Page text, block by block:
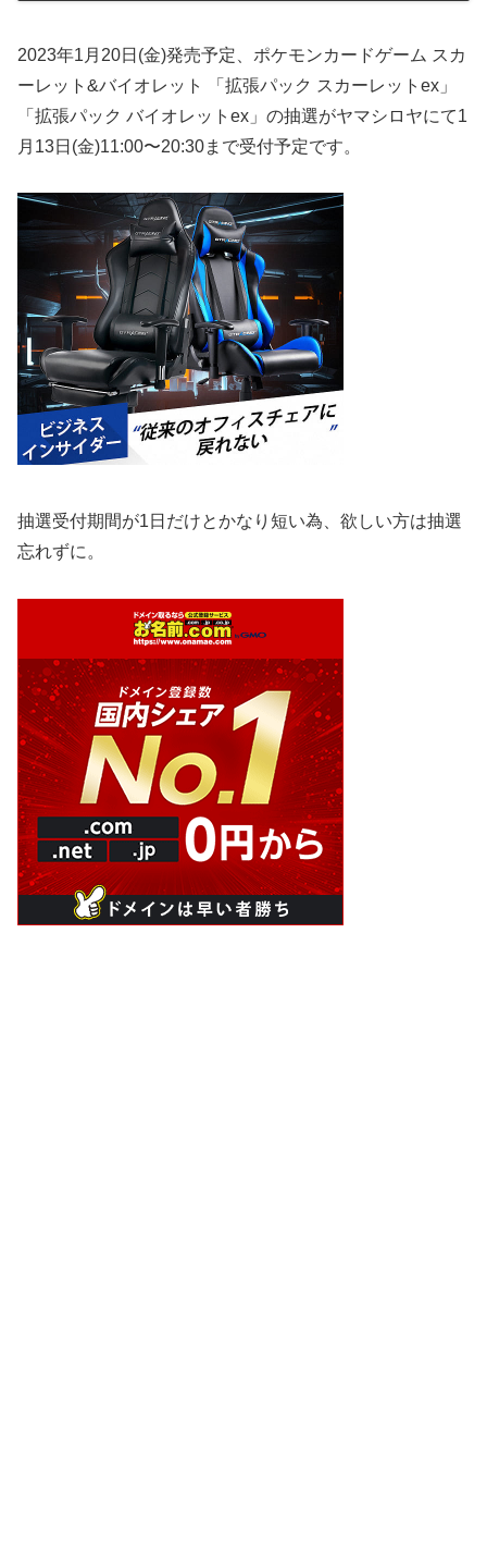
2023年1月20日(金)発売予定、ポケモンカードゲーム スカ
ーレット&バイオレット 「拡張パック スカーレットex」
「拡張パック バイオレットex」の抽選がヤマシロヤにて1
月13日(金)11:00〜20:30まで受付予定です。
抽選受付期間が1日だけとかなり短い為、欲しい方は抽選
忘れずに。